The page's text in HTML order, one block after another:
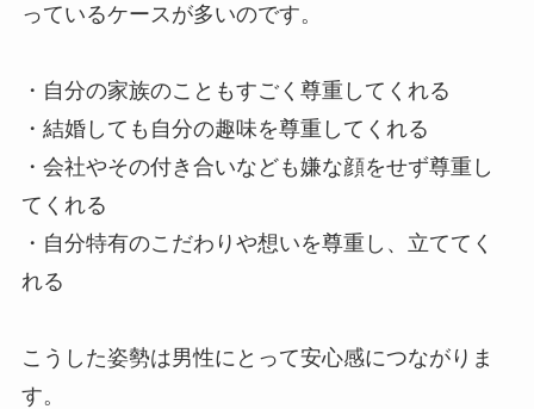
っているケースが多いのです。
・自分の家族のこともすごく尊重してくれる
・結婚しても自分の趣味を尊重してくれる
・会社やその付き合いなども嫌な顔をせず尊重し
てくれる
・自分特有のこだわりや想いを尊重し、立ててく
れる
こうした姿勢は男性にとって安心感につながりま
す。